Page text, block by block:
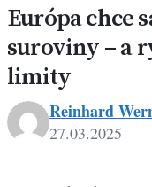
Európa chce
suroviny – a
limity
Reinhard
27.03.2025